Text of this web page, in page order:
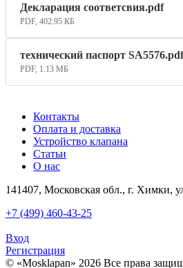
Декларация соответсвия.pdf
PDF, 402.95 КБ
технический паспорт SA5576.pdf
PDF, 1.13 МБ
Контакты
Оплата и доставка
Устройство клапана
Статьи
О нас
141407, Московская обл., г. Химки,
+7 (499) 460-43-25
Вход
Регистрация
© «Mosklapan» 2026 Все права